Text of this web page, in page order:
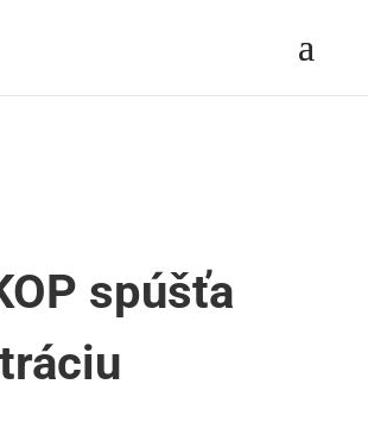
spúšťa